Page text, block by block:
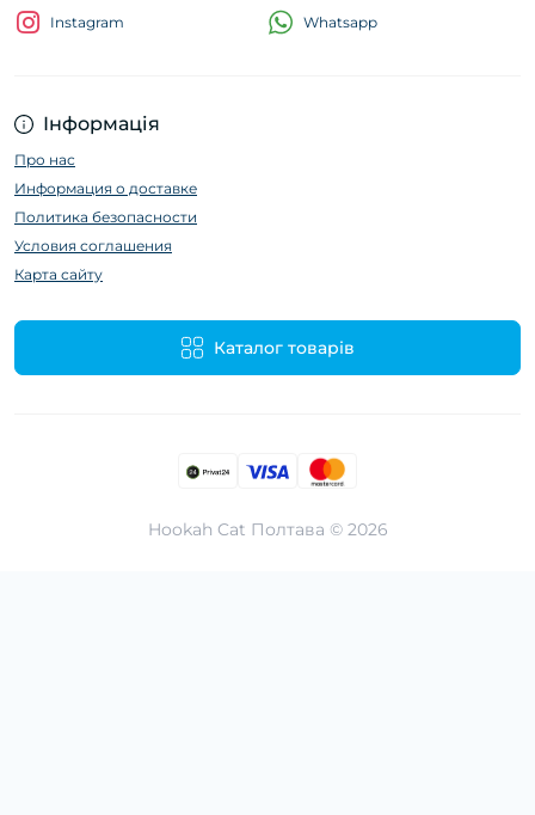
Інформація
Про нас
Информация о доставке
Политика безопасности
Условия соглашения
Карта сайту
Каталог товарів
Instagram
Whatsapp
Hookah Cat Полтава © 2026